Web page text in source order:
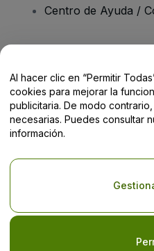
Centro de Ayuda /
Derechos reservados ©
la Empresa
El uso de este sitio web
Condiciones, de laPolítica de
y de laPolítica de Privacidad
Al hacer clic en “Permitir
cookies para mejorar la
publicitaria. De modo
necesarias. Puedes consultar
información.